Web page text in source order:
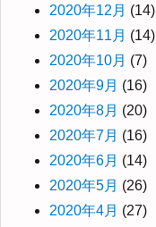
2020年12月 (14)
2020年11月 (14)
2020年10月 (7)
2020年9月 (16)
2020年8月 (20)
2020年7月 (16)
2020年6月 (14)
2020年5月 (26)
2020年4月 (27)